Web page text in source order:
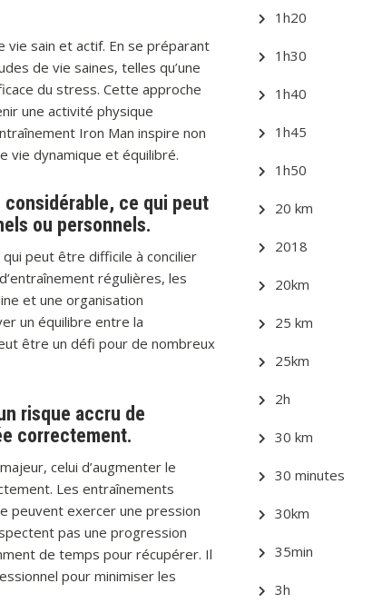
vie sain et actif. En se préparant
de vie saines, telles qu’une
du stress. Cette approche
une activité physique
Iron Man inspire non
vie dynamique et équilibré.
considérable, ce qui peut
ou personnels.
peut être difficile à concilier
régulières, les
et une organisation
un équilibre entre la
être un défi pour de nombreux
risque accru de
correctement.
celui d’augmenter le
Les entraînements
peuvent exercer une pression
pas une progression
de temps pour récupérer. Il
pour minimiser les
1h20
1h30
1h40
1h45
1h50
20 km
2018
20km
25 km
25km
2h
30 km
30 minutes
30km
35min
3h